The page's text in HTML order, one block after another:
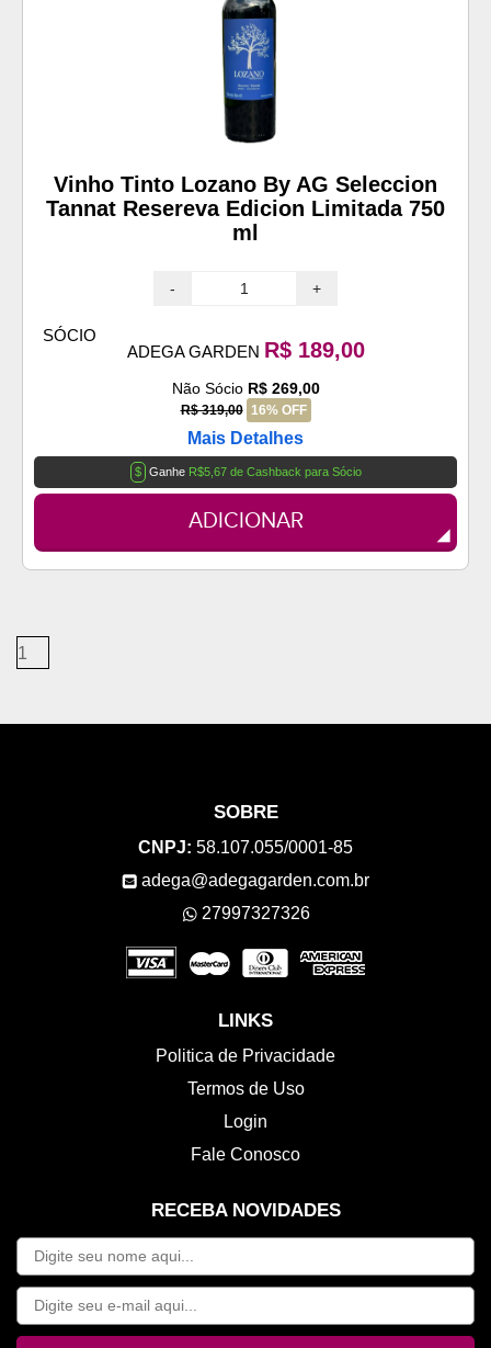
Vinho Tinto Lozano By AG Seleccion
Tannat Resereva Edicion Limitada 750
ml
- +
SÓCIO
ADEGA GARDEN R$ 189,00
Não Sócio R$ 269,00
R$ 319,00 16% OFF
Mais Detalhes
$ Ganhe R$5,67 de Cashback para Sócio
ADICIONAR
1
SOBRE
CNPJ: 58.107.055/0001-85
adega@adegagarden.com.br
27997327326
LINKS
Politica de Privacidade
Termos de Uso
Login
Fale Conosco
RECEBA NOVIDADES